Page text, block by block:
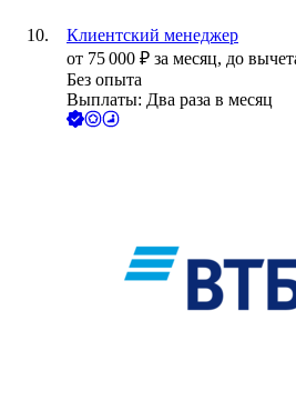
Клиентский менеджер
от 75 000 ₽ за месяц, до
Без опыта
Выплаты: Два раза в месяц